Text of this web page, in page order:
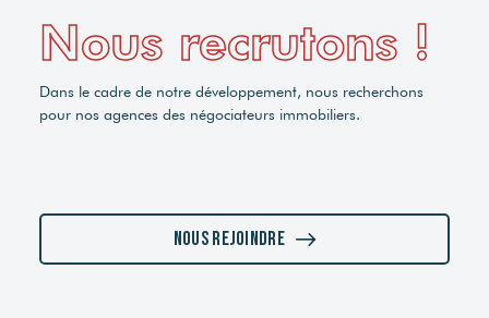
Nous recrutons !
Dans le cadre de notre développement, nous recherchons
pour nos agences des négociateurs immobiliers.
Nous rejoindre